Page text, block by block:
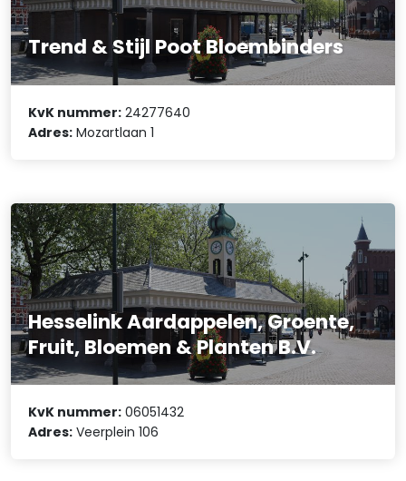
Trend & Stijl Poot Bloembinders
KvK nummer: 24277640
Adres: Mozartlaan 1
Hesselink Aardappelen, Groente,
Fruit, Bloemen & Planten B.V.
KvK nummer: 06051432
Adres: Veerplein 106